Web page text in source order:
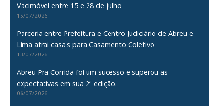
Vacimóvel entre 15 e 28 de julho
15/07/2026
Parceria entre Prefeitura e Centro Judiciário de Abreu e
Lima atrai casais para Casamento Coletivo
13/07/2026
Abreu Pra Corrida foi um sucesso e superou as
expectativas em sua 2ª edição.
06/07/2026